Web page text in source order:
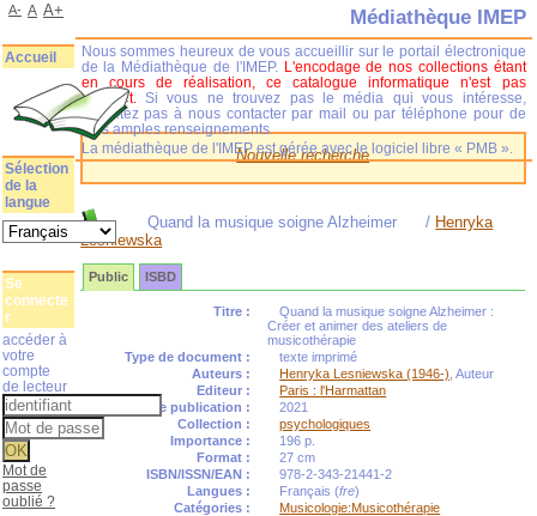
Nouvelle recherche
Quand la musique soigne Alzheimer / Henryka
Lesniewska
Public ISBD
Titre :
Quand la musique soigne Alzheimer :
Créer et animer des ateliers de
musicothérapie
Type de document :
texte imprimé
Auteurs :
Henryka Lesniewska (1946-) , Auteur
Editeur :
Paris : l'Harmattan
Année de publication :
2021
Collection :
psychologiques
Importance :
196 p.
Format :
27 cm
ISBN/ISSN/EAN :
978-2-343-21441-2
Langues :
Français (fre)
Catégories :
Musicologie:Musicothérapie
Médiathèque IMEP
Nous sommes heureux de vous accueillir sur le portail électronique
de la Médiathèque de l'IMEP. L'encodage de nos collections étant
en cours de réalisation, ce catalogue informatique n'est pas
complet.
Si vous ne trouvez pas le média qui vous intéresse,
n'hésitez pas à nous contacter par mail ou par téléphone pour de
plus amples renseignements.
La médiathèque de l'IMEP est gérée avec le logiciel libre « PMB ».
A- A A+
Accueil
Sélection
de la
langue
Se
connecte
r
accéder à
votre
compte
de lecteur
Mot de
passe
oublié ?